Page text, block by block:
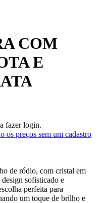
COM
E
fazer login.
os preços sem um cadastro
de ródio, com cristal em
sofisticado e
perfeita para
um toque de brilho e